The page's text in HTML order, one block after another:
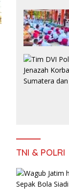
TNI & POLRI